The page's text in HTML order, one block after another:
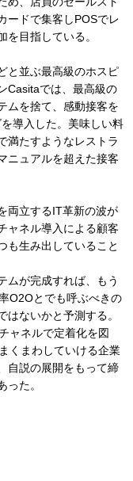
ードで集客しPOSでレ
目指している。
と並ぶ最高級のホスピ
Casitaでは、最高級の
ムを捨て、感動接客を
導入した。美味しい料
満たすようなレストラ
ニュアルを超えた接客
両立するIT革新の波が
ャネル導入による顧客
も生み出していること
ムが完成すれば、もう
O2Oとでも呼ぶべきの
ないかと予測する。
ャネルで定着化を図
くまわしていける企業
自説の展開をもって締
た。